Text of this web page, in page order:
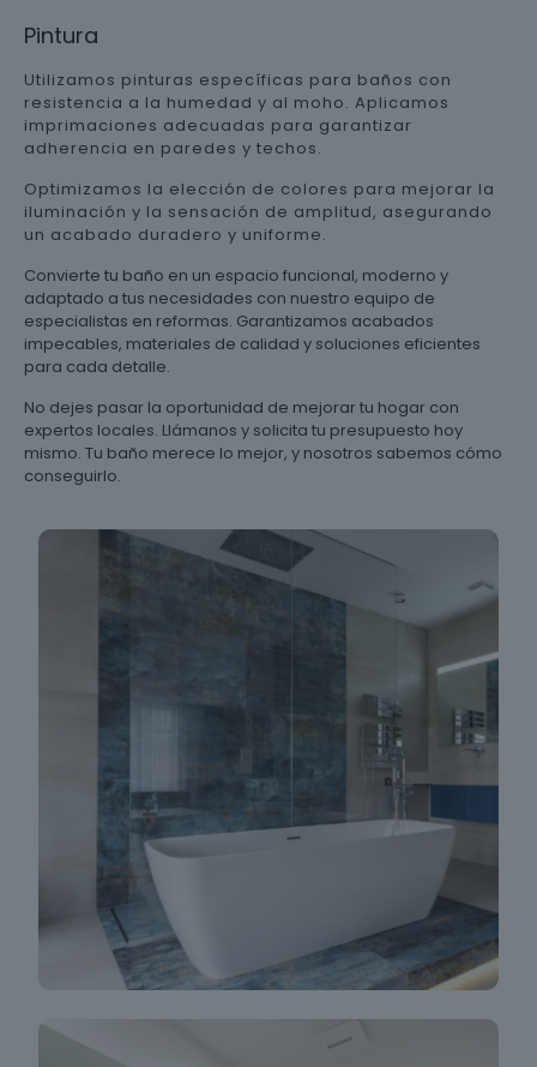
Pintura
Utilizamos pinturas específicas para baños con
resistencia a la humedad y al moho. Aplicamos
imprimaciones adecuadas para garantizar
adherencia en paredes y techos.
Optimizamos la elección de colores para mejorar la
iluminación y la sensación de amplitud, asegurando
un acabado duradero y uniforme.
Convierte tu baño en un espacio funcional, moderno y
adaptado a tus necesidades con nuestro equipo de
especialistas en reformas. Garantizamos acabados
impecables, materiales de calidad y soluciones eficientes
para cada detalle.
No dejes pasar la oportunidad de mejorar tu hogar con
expertos locales. Llámanos y solicita tu presupuesto hoy
mismo. Tu baño merece lo mejor, y nosotros sabemos cómo
conseguirlo.